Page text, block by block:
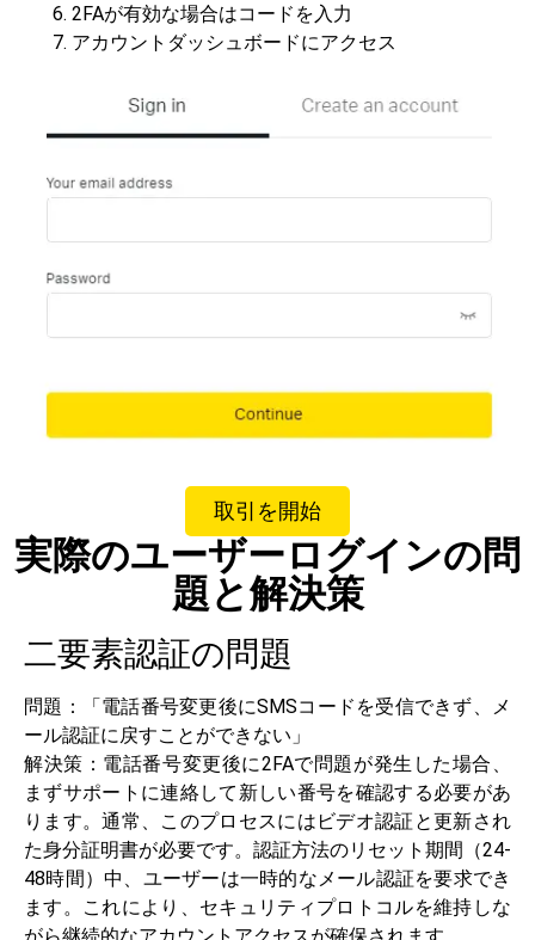
2FAが有効な場合はコードを入力
アカウントダッシュボードにアクセス
取引を開始
実際のユーザーログインの問
題と解決策
二要素認証の問題
問題：「電話番号変更後にSMSコードを受信できず、メ
ール認証に戻すことができない」
解決策：電話番号変更後に2FAで問題が発生した場合、
まずサポートに連絡して新しい番号を確認する必要があ
ります。通常、このプロセスにはビデオ認証と更新され
た身分証明書が必要です。認証方法のリセット期間（24-
48時間）中、ユーザーは一時的なメール認証を要求でき
ます。これにより、セキュリティプロトコルを維持しな
がら継続的なアカウントアクセスが確保されます。